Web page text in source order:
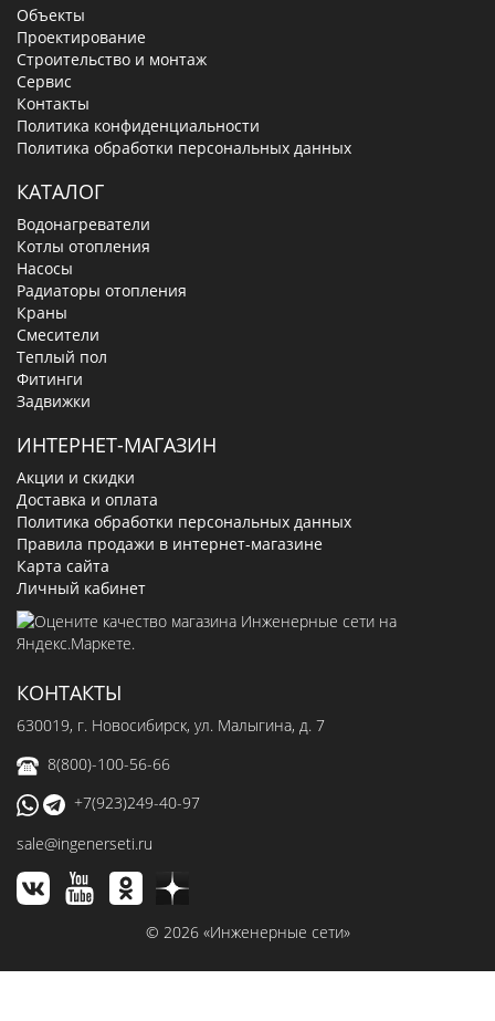
Объекты
Проектирование
Строительство и монтаж
Сервис
Контакты
Политика конфиденциальности
Политика обработки персональных данных
КАТАЛОГ
Водонагреватели
Котлы отопления
Насосы
Радиаторы отопления
Краны
Смесители
Теплый пол
Фитинги
Задвижки
ИНТЕРНЕТ-МАГАЗИН
Акции и скидки
Доставка и оплата
Политика обработки персональных данных
Правила продажи в интернет-магазине
Карта сайта
Личный кабинет
КОНТАКТЫ
630019, г. Новосибирск, ул. Малыгина, д. 7
8(800)-100-56-66
+7(923)249-40-97
sale@ingenerseti.ru
© 2026 «Инженерные сети»